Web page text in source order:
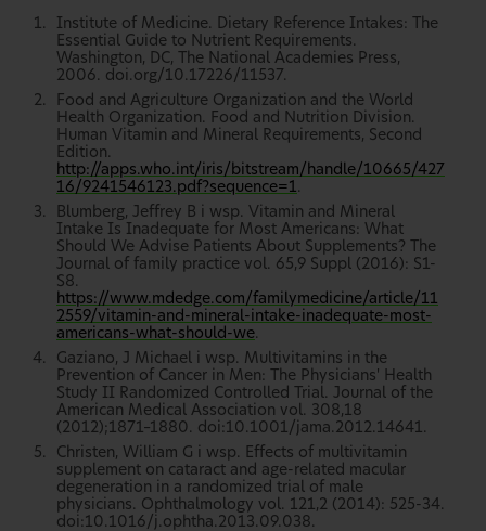
Institute of Medicine. Dietary Reference Intakes: The
Essential Guide to Nutrient Requirements.
Washington, DC, The National Academies Press,
2006. doi.org/10.17226/11537.
Food and Agriculture Organization and the World
Health Organization. Food and Nutrition Division.
Human Vitamin and Mineral Requirements, Second
Edition.
http://apps.who.int/iris/bitstream/handle/10665/427
16/9241546123.pdf?sequence=1 .
Blumberg, Jeffrey B i wsp. Vitamin and Mineral
Intake Is Inadequate for Most Americans: What
Should We Advise Patients About Supplements? The
Journal of family practice vol. 65,9 Suppl (2016): S1-
S8.
https://www.mdedge.com/familymedicine/article/11
2559/vitamin-and-mineral-intake-inadequate-most-
americans-what-should-we.
Gaziano, J Michael i wsp. Multivitamins in the
Prevention of Cancer in Men: The Physicians' Health
Study II Randomized Controlled Trial. Journal of the
American Medical Association vol. 308,18
(2012);1871–1880. doi:10.1001/jama.2012.14641.
Christen, William G i wsp. Effects of multivitamin
supplement on cataract and age-related macular
degeneration in a randomized trial of male
physicians. Ophthalmology vol. 121,2 (2014): 525-34.
doi:10.1016/j.ophtha.2013.09.038.